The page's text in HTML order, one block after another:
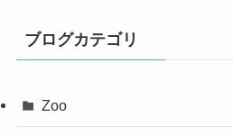
ブログカテゴリ
Zoo